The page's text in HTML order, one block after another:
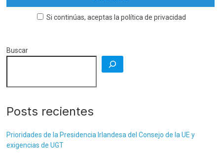
Si continúas, aceptas la política de privacidad
Buscar
Posts recientes
Prioridades de la Presidencia Irlandesa del Consejo de la UE y
exigencias de UGT